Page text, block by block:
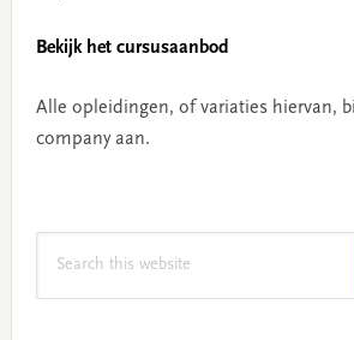
Bekijk het cursusaanbod
Alle opleidingen, of variaties hiervan,
company aan.